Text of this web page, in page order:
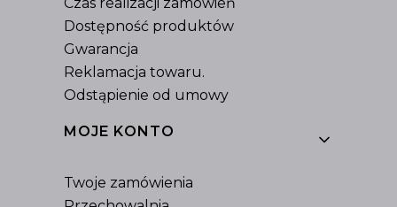
Dostępność produktów
Gwarancja
Reklamacja towaru.
Odstąpienie od umowy
MOJE KONTO
Twoje zamówienia